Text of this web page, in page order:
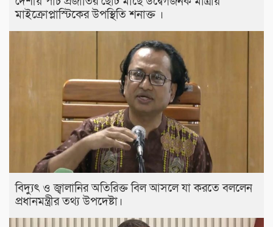
মাইক্রোপ্লাস্টিকের উপস্থিতি শনাক্ত ।
বিদ্যুৎ ও জ্বালানির অতিরিক্ত বিল আসলে যা করতে বললেন
প্রধানমন্ত্রীর তথ্য উপদেষ্টা।